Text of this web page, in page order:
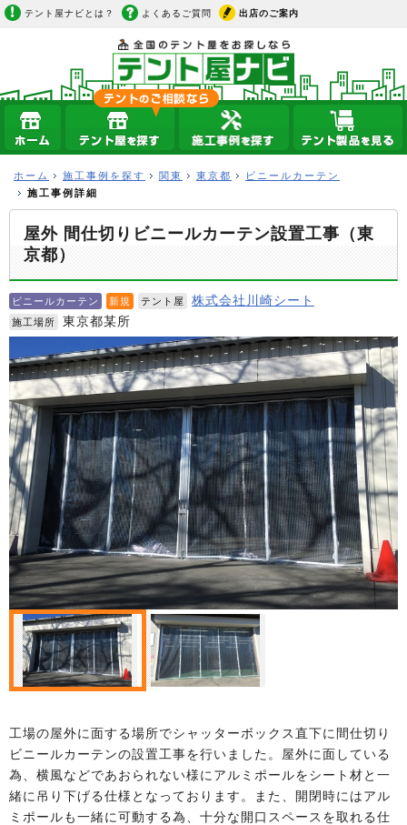
テント屋ナビとは？ よくあるご質問 出店のご案内
ホーム 施工事例を探す 関東 東京都
ビニールカーテン
施工事例詳細
屋外 間仕切りビニールカーテン設置工事（東
京都）
ビニールカーテン 新規 テント屋 株式会社川崎シート
施工場所 東京都某所
工場の屋外に面する場所でシャッターボックス直下に間仕切り
ビニールカーテンの設置工事を行いました。屋外に面している
為、横風などであおられない様にアルミポールをシート材と一
緒に吊り下げる仕様となっております。また、開閉時にはアル
ミポールも一緒に可動する為、十分な開口スペースを取れる仕